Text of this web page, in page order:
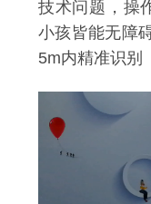
技术问题，操
小孩皆能无障
5m内精准识别